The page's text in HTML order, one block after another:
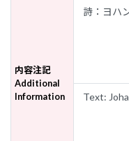
内容注記
Additional
Information